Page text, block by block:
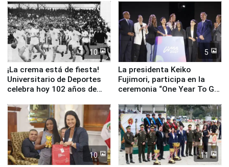
equipamiento para
Serenazgo
10
¡La crema está de fiesta!
Universitario de Deportes
celebra hoy 102 años de
5
La presidenta Keiko
Fujimori, participa en la
ceremonia “One Year To Go
10 11